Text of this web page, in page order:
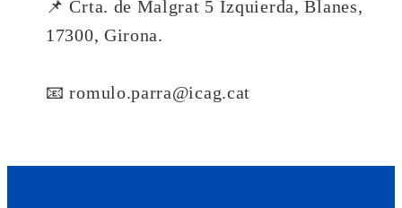
📌 Crta. de Malgrat 5 Izquierda, Blanes,
17300, Girona.
📧 romulo.parra@icag.cat